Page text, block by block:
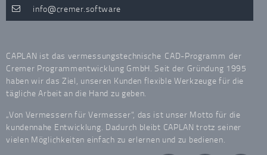
info cremer.software
CAPLAN ist das vermessungstechnische CAD-Programm der
Cremer Programmentwicklung GmbH. Seit der Gründung 1995
haben wir das Ziel, unseren Kunden flexible Werkzeuge für die
tägliche Arbeit an die Hand zu geben.
„Von Vermessern für Vermesser“, das ist unser Motto für die
kundennahe Entwicklung. Dadurch bleibt CAPLAN trotz seiner
vielen Möglichkeiten einfach zu erlernen und zu bedienen.